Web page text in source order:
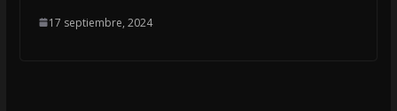
17 septiembre, 2024